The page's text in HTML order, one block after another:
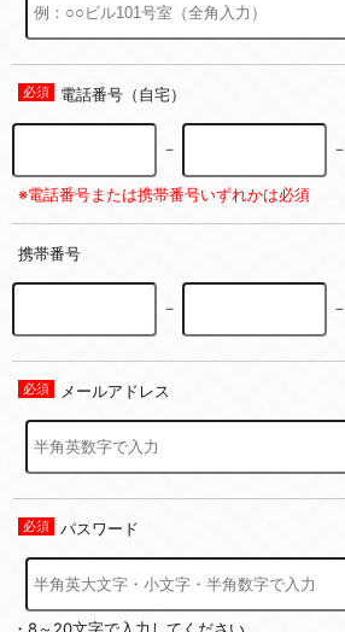
電話番号（自宅）
－ －
※電話番号または携帯番号いずれかは必須
携帯番号
－ －
メールアドレス
パスワード
・8～20文字で入力してください。